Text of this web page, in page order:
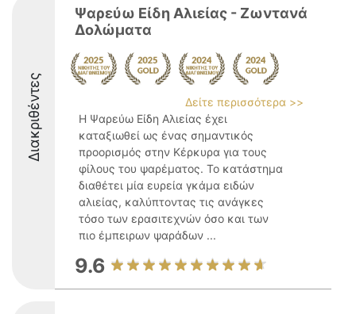
Διακριθέντες
Ψαρεύω Είδη Αλιείας - Ζωντανά
Δολώματα
Δείτε περισσότερα >>
Η Ψαρεύω Είδη Αλιείας έχει
καταξιωθεί ως ένας σημαντικός
προορισμός στην Κέρκυρα για τους
φίλους του ψαρέματος. Το κατάστημα
διαθέτει μία ευρεία γκάμα ειδών
αλιείας, καλύπτοντας τις ανάγκες
τόσο των ερασιτεχνών όσο και των
πιο έμπειρων ψαράδων ...
9.6